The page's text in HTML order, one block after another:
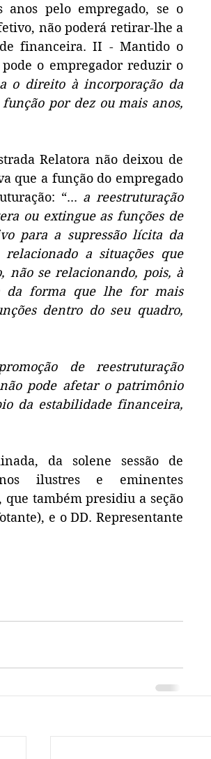
pelo empregado, se o
não poderá retirar-lhe a
financeira. II - Mantido o
o empregador reduzir o
o direito à incorporação da
por dez ou mais anos,
Relatora não deixou de
que a função do empregado
“... a reestruturação
ou extingue as funções de
para a supressão lícita da
a situações que
não se relacionando, pois, à
da forma que lhe for mais
dentro do seu quadro,
de reestruturação
pode afetar o patrimônio
da estabilidade financeira,
da solene sessão de
ilustres e eminentes
que também presidiu a seção
e o DD. Representante